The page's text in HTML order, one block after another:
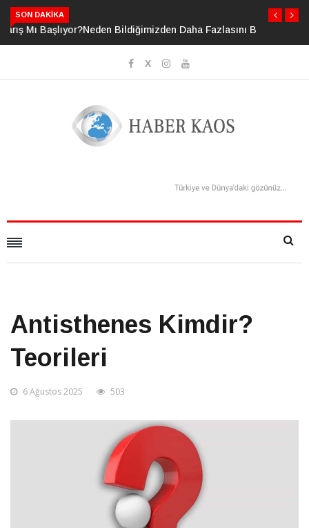
SON DAKIKA
Neden Bildiğimizden Daha Fazlasını Bildiğimizi Sanıyoruz?
Antisthenes Kimdir?
Teorileri
6 Ağustos 2025 503